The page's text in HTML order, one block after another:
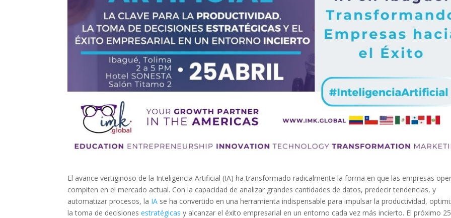
El avance vertiginoso de la Inteligencia Artificial (IA) ha transformado radicalmente la forma en que las empresas
compiten en el mercado actual. Con la capacidad de analizar grandes cantidades de datos, predecir tendencias, y
automatizar procesos, la IA se ha convertido en una herramienta indispensable para impulsar la productividad,
la toma de decisionesestratégicas y alcanzar el éxito empresarial en un entorno cada vez más incierto. El próximo